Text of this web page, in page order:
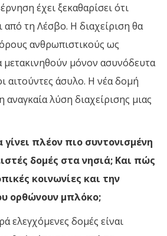
έχει ξεκαθαρίσει ότι
από τη Λέσβο. Η διαχείριση θα
ανθρωπιστικούς ως
μετακινηθούν μόνον ασυνόδευτα
αιτούντες άσυλο. Η νέα δομή
λύση διαχείρισης μιας
πλέον πιο συντονισμένη
δομές στα νησιά; Και πώς
κοινωνίες και την
ορθώνουν μπλόκο;
ελεγχόμενες δομές είναι